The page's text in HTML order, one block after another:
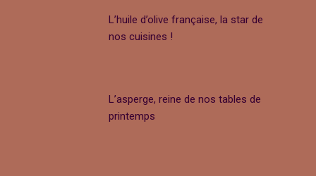
L’huile d’olive française, la star de
nos cuisines !
L’asperge, reine de nos tables de
printemps